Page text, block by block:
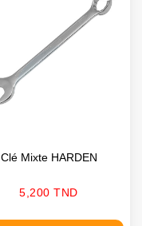
Clé Mixte HARDEN
Prix
5,200 TND